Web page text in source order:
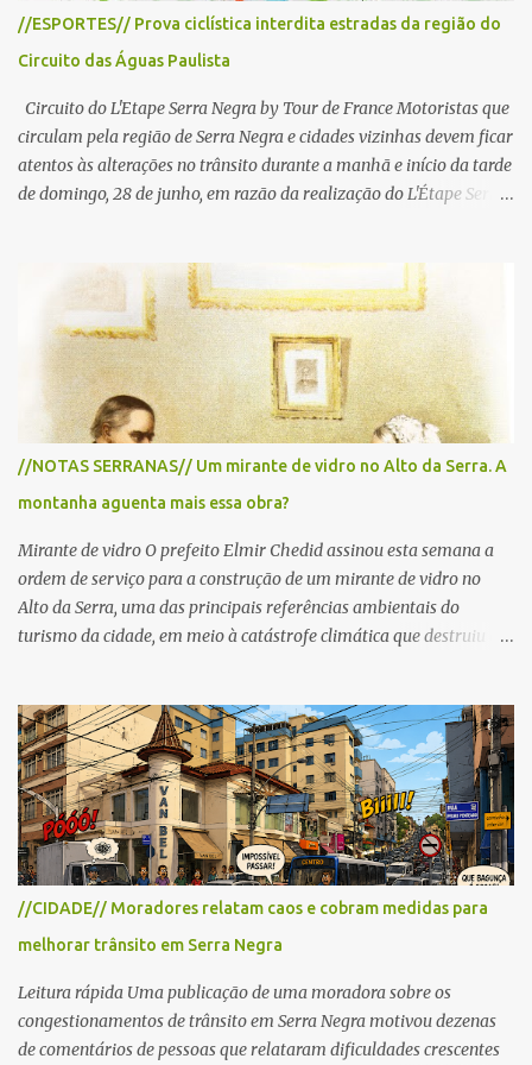
//ESPORTES// Prova ciclística interdita estradas da região do
Circuito das Águas Paulista
Circuito do L'Etape Serra Negra by Tour de France Motoristas que
circulam pela região de Serra Negra e cidades vizinhas devem ficar
atentos às alterações no trânsito durante a manhã e início da tarde
de domingo, 28 de junho, em razão da realização do L'Étape Serra
reunirá atletas de diferentes regiões do país e terá percursos
passando pelos municípios de Serra Negra, Amparo, Monte Alegre
do Sul, Lindoia e Socorro. Para garantir a segurança dos
participantes e do público, diversos trechos de rodovias e estradas
da região serão interditados temporariamente ao longo da prova.
A largada será na Rua Coronel Pedro Penteado, em Serra Negra,
para cerca de 2.000 ciclistas, às 6h30. De acordo com o
cronograma da organização e de todas as prefeituras envolvidas,
as interdições ocorrerão de forma programada e os trechos serão
//NOTAS SERRANAS// Um mirante de vidro no Alto da Serra. A
montanha aguenta mais essa obra?
Mirante de vidro O prefeito Elmir Chedid assinou esta semana a
ordem de serviço para a construção de um mirante de vidro no
Alto da Serra, uma das principais referências ambientais do
turismo da cidade, em meio à catástrofe climática que destruiu o
ambiental nas políticas públicas. Preservação permanente O Alto
da Serra está localizado em uma das Áreas de Preservação
Permanente no município, chamadas de APP no Código Florestal
Brasileiro, Lei nº 12.651/12. As APPS são protegidas com a função
ambiental de preservar os recursos hídricos, a paisagem, a
proteção do solo e a biodiversidade para assegurar a qualidade de
vida da população. No local já estão instaladas torres de
transmissão de televisão e telefonia celular, contêineres de uso
comercial, sanitário público, pequenas construções e uma rampa
obra? Im...
//CIDADE// Moradores relatam caos e cobram medidas para
melhorar trânsito em Serra Negra
Leitura rápida Uma publicação de uma moradora sobre os
congestionamentos de trânsito em Serra Negra motivou dezenas
de comentários de pessoas que relataram dificuldades crescentes